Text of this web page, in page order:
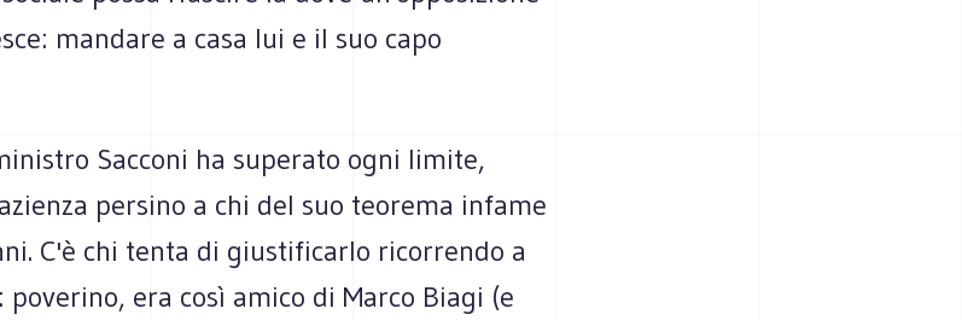
mandare a casa lui e il suo capo
Sacconi ha superato ogni limite,
persino a chi del suo teorema infame
C'è chi tenta di giustificarlo ricorrendo a
era così amico di Marco Biagi (e